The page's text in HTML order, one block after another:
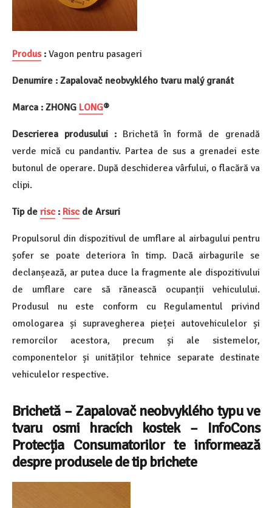
Produs: Vagon pentru pasageri
Denumire : Zapalovač neobvyklého tvaru malý granát
Marca : ZHONG LONG®
Descrierea produsului : Brichetă în formă de grenadă
verde mică cu pandantiv. Partea de sus a grenadei este
butonul de operare. După deschiderea vârfului, o flacără va
clipi.
Tip de risc : Risc de Arsuri
Propulsorul din dispozitivul de umflare al airbagului pentru
șofer se poate deteriora în timp. Dacă airbagurile se
declanșează, ar putea duce la fragmente ale dispozitivului
de umflare care să rănească ocupanții vehiculului.
Produsul nu este conform cu Regulamentul privind
omologarea și supravegherea pieței autovehiculelor și
remorcilor acestora, precum și ale sistemelor,
componentelor și unităților tehnice separate destinate
vehiculelor respective.
Brichetă – Zapalovač neobvyklého typu ve
tvaru osmi hracích kostek – InfoCons
Protecția Consumatorilor te informează
despre produsele de tip brichete